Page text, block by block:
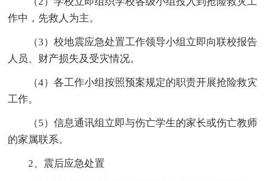
作中，先救人为主。
（3）校地震应急处置工作领导小组立即向联校报告
人员、财产损失及受灾情况。
（4）各工作小组按照预案规定的职责开展抢险救灾
工作。
（5）信息通讯组立即与伤亡学生的家长或伤亡教师
的家属联系。
2、震后应急处置